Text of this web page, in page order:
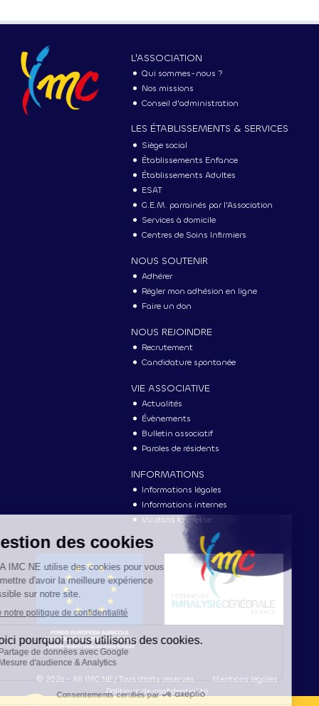
PRINCIPAL
L'ASSOCIATION
Qui sommes-nous ?
Nos missions
Conseil d'administration
LES ÉTABLISSEMENTS & SERVICES
Siège social
Établissements Enfance
Établissements Adultes
ESAT
G.E.M. parrainés par l'Association
Services à domicile
Centres de Soins Infirmiers
NOUS SOUTENIR
Adhérer
Régler mon adhésion en ligne
Faire un don
NOUS REJOINDRE
Recrutement
Candidature spontanée
VIE ASSOCIATIVE
Actualités
Évènements
Bulletin associatif
Paroles de résidents
INFORMATIONS
Informations légales
Informations internes
Vu dans la presse
Informations
© 2026 - AA IMC NE / Tous droits réservés
Mentions légales
Politique de confidentialité